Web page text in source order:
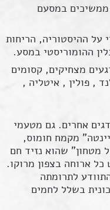
ממשיכים במסעם
על ההיסטוריה, הריחות
ההומוריסטי במסע.
מצחיקים, קסומים
, פולין , איטליה ,
אחרים. גם מטעמי
מקמח חומוס,
מטחון" שהוא נזיד חם
ארוחה בצפון מרוקו.
לתרומתה
בשלל לחמים